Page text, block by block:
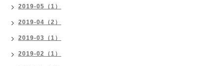
2019-05（1）
2019-04（2）
2019-03（1）
2019-02（1）